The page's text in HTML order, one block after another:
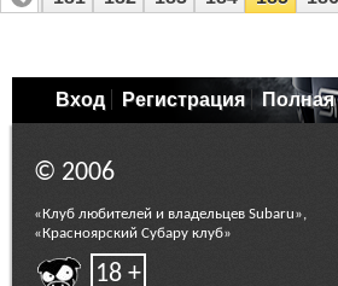
Вход Регистрация Полная
© 2006
«Клуб любителей и владельцев Subaru»,
«Красноярский Субару клуб»
18 +